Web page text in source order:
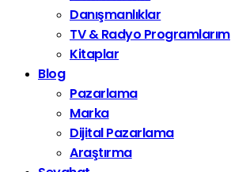
Danışmanlıklar
TV & Radyo Programlarım
Kitaplar
Blog
Pazarlama
Marka
Dijital Pazarlama
Araştırma